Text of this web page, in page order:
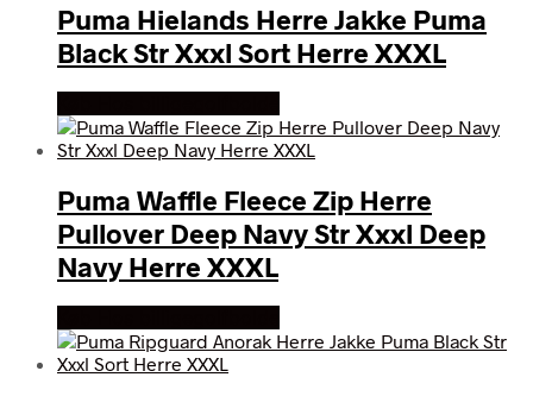
Puma Hielands Herre Jakke Puma
Black Str Xxxl Sort Herre XXXL
Puma Waffle Fleece Zip Herre
Pullover Deep Navy Str Xxxl Deep
Navy Herre XXXL